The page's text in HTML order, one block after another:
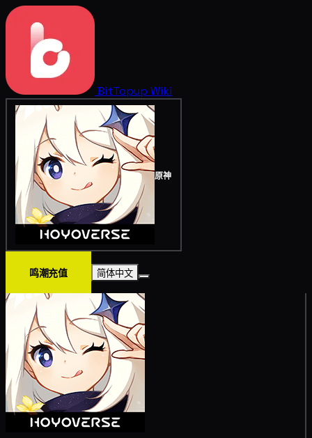
BitTopup Wiki
原神
鸣潮充值 简体中文